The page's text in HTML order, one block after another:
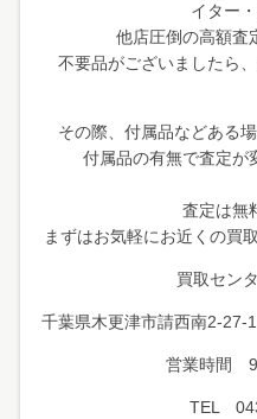
イター
他店圧倒の高額査
不要品がございましたら
その際、付属品などある
付属品の有無で査定が
査定は無
まずはお気軽にお近くの買
買取セン
千葉県木更津市請西南2-
営業時間 9
TEL